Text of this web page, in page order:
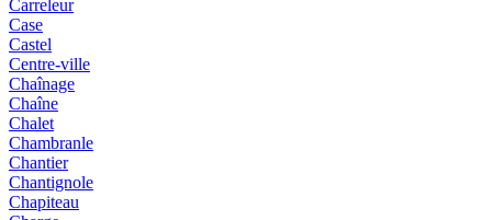
Carreleur
Case
Castel
Centre-ville
Chaînage
Chaîne
Chalet
Chambranle
Chantier
Chantignole
Chapiteau